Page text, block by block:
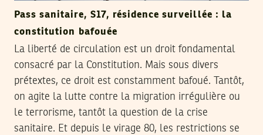
Pass sanitaire, S17, résidence surveillée : la
constitution bafouée
La liberté de circulation est un droit fondamental
consacré par la Constitution. Mais sous divers
prétextes, ce droit est constamment bafoué. Tantôt,
on agite la lutte contre la migration irrégulière ou
le terrorisme, tantôt la question de la crise
sanitaire. Et depuis le virage 80, les restrictions se